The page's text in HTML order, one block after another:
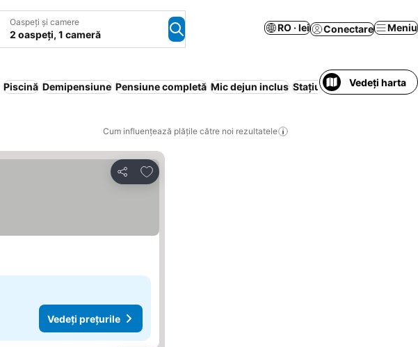
Oaspeți și camere
2 oaspeți, 1 cameră
RO · lei Conectare Meniu
Piscină Demipensiune Pensiune completă Mic dejun inclus Stațiune Apartament în
Vedeți harta
Cum influențează plățile către noi rezultatele
Distribuiți
Adăugaţi la favorite
Vedeți prețurile